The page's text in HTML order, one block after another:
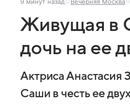
Живущая в
дочь на ее
Актриса Анастасия
Саши в честь ее